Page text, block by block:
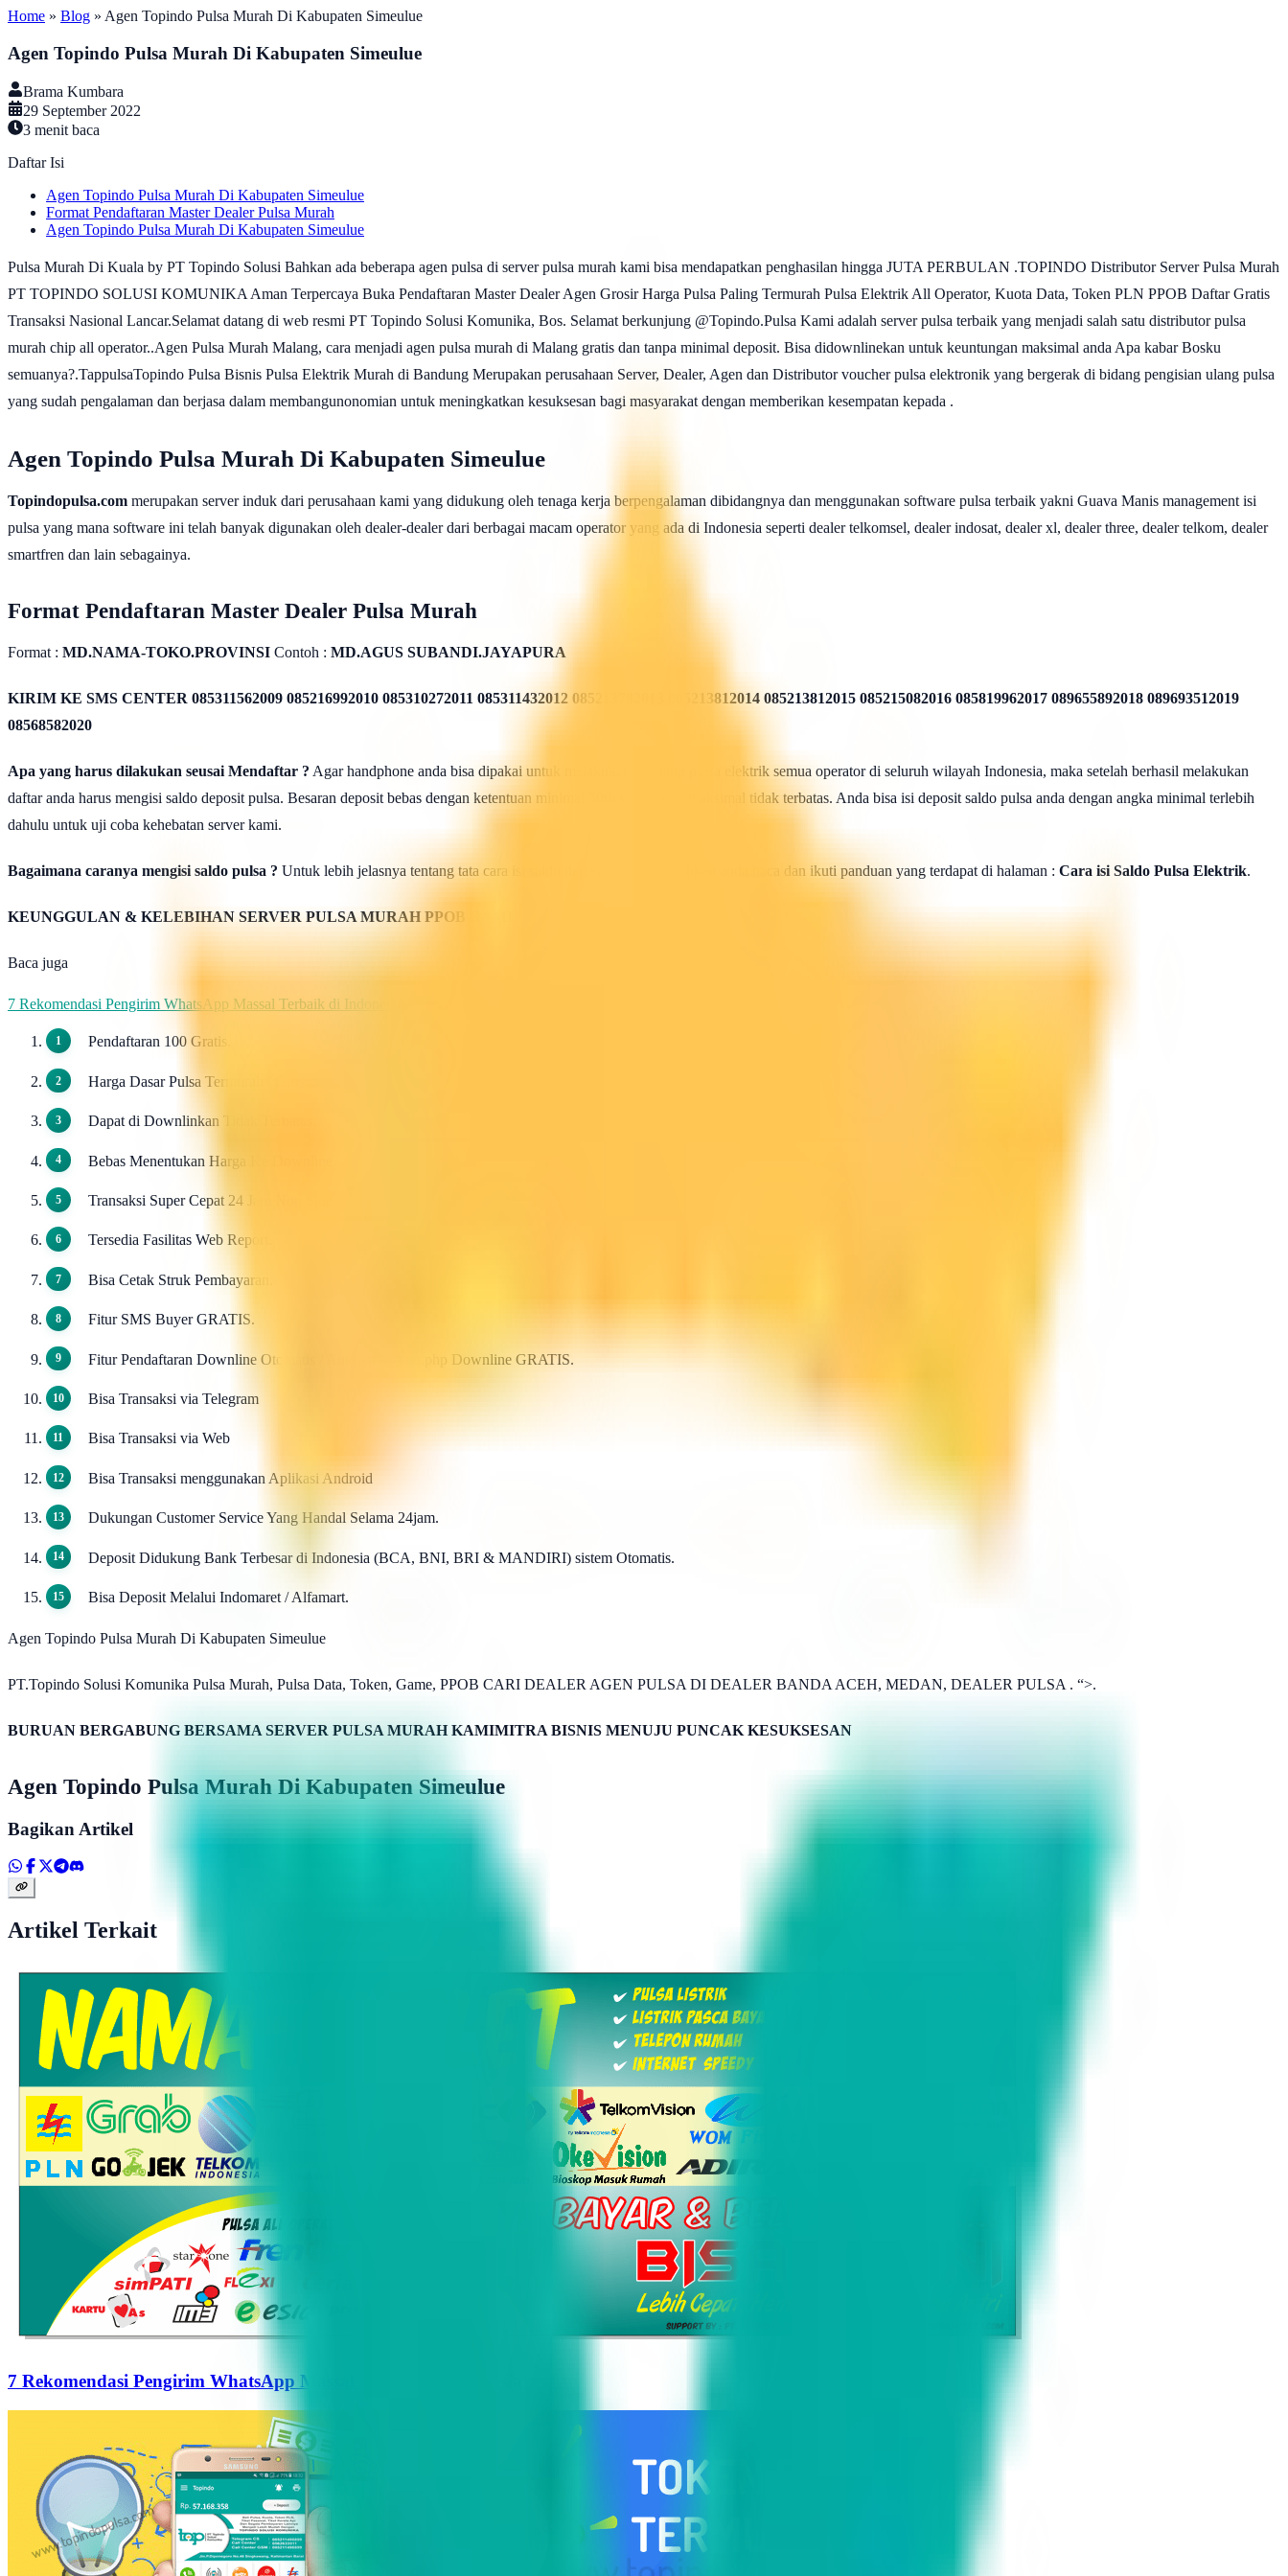
Home » Blog » Agen Topindo Pulsa Murah Di Kabupaten Simeulue
Agen Topindo Pulsa Murah Di Kabupaten Simeulue
Brama Kumbara
29 September 2022
3 menit baca
Daftar Isi
Agen Topindo Pulsa Murah Di Kabupaten Simeulue
Format Pendaftaran Master Dealer Pulsa Murah
Agen Topindo Pulsa Murah Di Kabupaten Simeulue
Pulsa Murah Di Kuala by PT Topindo Solusi Bahkan ada beberapa agen pulsa di server pulsa murah kami bisa mendapatkan penghasilan hingga JUTA PERBULAN .TOPINDO Distributor Server Pulsa Murah
PT TOPINDO SOLUSI KOMUNIKA Aman Terpercaya Buka Pendaftaran Master Dealer Agen Grosir Harga Pulsa Paling Termurah Pulsa Elektrik All Operator, Kuota Data, Token PLN PPOB Daftar Gratis
Transaksi Nasional Lancar.Selamat datang di web resmi PT Topindo Solusi Komunika, Bos. Selamat berkunjung @Topindo.Pulsa Kami adalah server pulsa terbaik yang menjadi salah satu distributor pulsa
murah chip all operator..Agen Pulsa Murah Malang, cara menjadi agen pulsa murah di Malang gratis dan tanpa minimal deposit. Bisa didownlinekan untuk keuntungan maksimal anda Apa kabar Bosku
semuanya?.TappulsaTopindo Pulsa Bisnis Pulsa Elektrik Murah di Bandung Merupakan perusahaan Server, Dealer, Agen dan Distributor voucher pulsa elektronik yang bergerak di bidang pengisian ulang pulsa
yang sudah pengalaman dan berjasa dalam membangunonomian untuk meningkatkan kesuksesan bagi masyarakat dengan memberikan kesempatan kepada .
Agen Topindo Pulsa Murah Di Kabupaten Simeulue
Topindopulsa.com merupakan server induk dari perusahaan kami yang didukung oleh tenaga kerja berpengalaman dibidangnya dan menggunakan software pulsa terbaik yakni Guava Manis management isi
pulsa yang mana software ini telah banyak digunakan oleh dealer-dealer dari berbagai macam operator yang ada di Indonesia seperti dealer telkomsel, dealer indosat, dealer xl, dealer three, dealer telkom, dealer
smartfren dan lain sebagainya.
Format Pendaftaran Master Dealer Pulsa Murah
Format : MD.NAMA-TOKO.PROVINSI Contoh : MD.AGUS SUBANDI.JAYAPURA
KIRIM KE SMS CENTER 085311562009 085216992010 085310272011 085311432012 085213782013 085213812014 085213812015 085215082016 085819962017 089655892018 089693512019
08568582020
Apa yang harus dilakukan seusai Mendaftar ? Agar handphone anda bisa dipakai untuk melakukan isi ulang pulsa elektrik semua operator di seluruh wilayah Indonesia, maka setelah berhasil melakukan
daftar anda harus mengisi saldo deposit pulsa. Besaran deposit bebas dengan ketentuan minimal 50rb rupiah dan maksimal tidak terbatas. Anda bisa isi deposit saldo pulsa anda dengan angka minimal terlebih
dahulu untuk uji coba kehebatan server kami.
Bagaimana caranya mengisi saldo pulsa ? Untuk lebih jelasnya tentang tata cara isi saldo deposit pulsa ini silahkan anda baca dan ikuti panduan yang terdapat di halaman : Cara isi Saldo Pulsa Elektrik.
KEUNGGULAN & KELEBIHAN SERVER PULSA MURAH PPOB KAMI
Baca juga
7 Rekomendasi Pengirim WhatsApp Massal Terbaik di Indonesia
Pendaftaran 100 Gratis.
Harga Dasar Pulsa Termurah / Grosir.
Dapat di Downlinkan Tidak Terbatas.
Bebas Menentukan Harga Ke Downline.
Transaksi Super Cepat 24 Jam Non Stop.
Tersedia Fasilitas Web Report.
Bisa Cetak Struk Pembayaran.
Fitur SMS Buyer GRATIS.
Fitur Pendaftaran Downline Otomatis / Autowp-signup.php Downline GRATIS.
Bisa Transaksi via Telegram
Bisa Transaksi via Web
Bisa Transaksi menggunakan Aplikasi Android
Dukungan Customer Service Yang Handal Selama 24jam.
Deposit Didukung Bank Terbesar di Indonesia (BCA, BNI, BRI & MANDIRI) sistem Otomatis.
Bisa Deposit Melalui Indomaret / Alfamart.
Agen Topindo Pulsa Murah Di Kabupaten Simeulue
PT.Topindo Solusi Komunika Pulsa Murah, Pulsa Data, Token, Game, PPOB CARI DEALER AGEN PULSA DI DEALER BANDA ACEH, MEDAN, DEALER PULSA . “>.
BURUAN BERGABUNG BERSAMA SERVER PULSA MURAH KAMIMITRA BISNIS MENUJU PUNCAK KESUKSESAN
Agen Topindo Pulsa Murah Di Kabupaten Simeulue
Bagikan Artikel
Artikel Terkait
7 Rekomendasi Pengirim WhatsApp Massal Terbaik di Indonesia